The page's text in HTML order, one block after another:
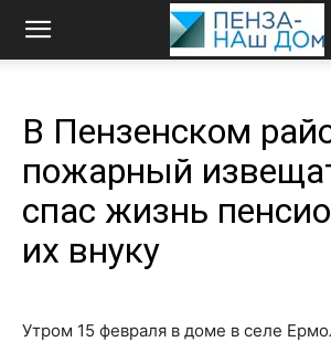
В Пензенском
пожарный
спас жизнь
их внуку
Утром 15 февраля в доме в селе